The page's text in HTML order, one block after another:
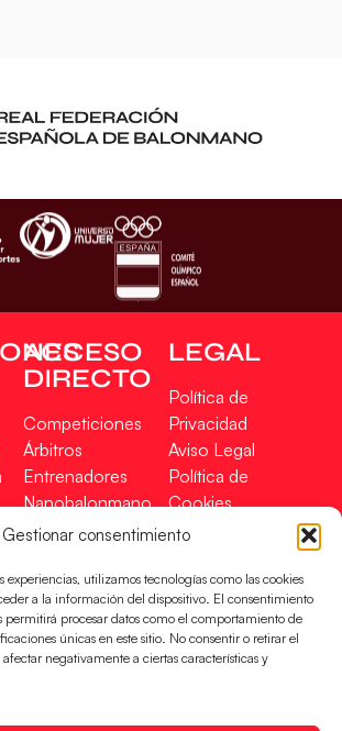
Gestionar consentimiento
experiencias, utilizamos tecnologías como las cookies
a la información del dispositivo. El consentimiento
permitirá procesar datos como el comportamiento de
únicas en este sitio. No consentir o retirar el
negativamente a ciertas características y
ACCESO
DIRECTO
Competiciones
Árbitros
Entrenadores
Nanobalonmano
Tienda
LEGAL
Política de
Privacidad
Aviso Legal
Política de
Cookies
Mapa Web
EN
FINANCIADO